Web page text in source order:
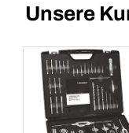
Unsere